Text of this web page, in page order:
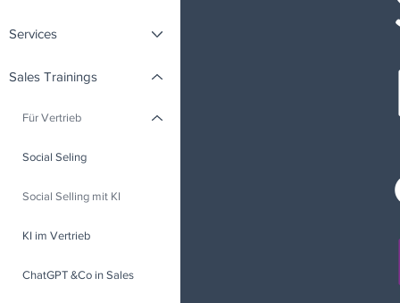
Services
Sales Trainings
Für Vertrieb
Social Seling
Social Selling mit KI
KI im Vertrieb
ChatGPT &Co in Sales